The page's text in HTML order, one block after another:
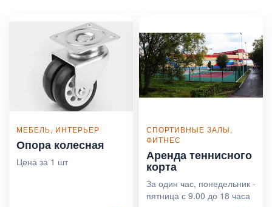
МЕБЕЛЬ, ИНТЕРЬЕР
Опора колесная
Цена за 1 шт
СПОРТИВНЫЕ ЗАЛЫ,
ФИТНЕС
Аренда теннисного
корта
За один час, понедельник -
пятница с 9.00 до 18 часа